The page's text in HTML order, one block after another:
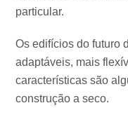
particular.
Os edifícios do futuro
adaptáveis, mais
características são
construção a seco.